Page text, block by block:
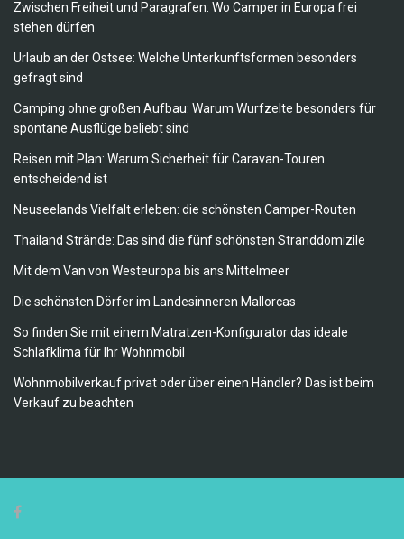
Zwischen Freiheit und Paragrafen: Wo Camper in Europa frei
stehen dürfen
Urlaub an der Ostsee: Welche Unterkunftsformen besonders
gefragt sind
Camping ohne großen Aufbau: Warum Wurfzelte besonders für
spontane Ausflüge beliebt sind
Reisen mit Plan: Warum Sicherheit für Caravan-Touren
entscheidend ist
Neuseelands Vielfalt erleben: die schönsten Camper-Routen
Thailand Strände: Das sind die fünf schönsten Stranddomizile
Mit dem Van von Westeuropa bis ans Mittelmeer
Die schönsten Dörfer im Landesinneren Mallorcas
So finden Sie mit einem Matratzen-Konfigurator das ideale
Schlafklima für Ihr Wohnmobil
Wohnmobilverkauf privat oder über einen Händler? Das ist beim
Verkauf zu beachten